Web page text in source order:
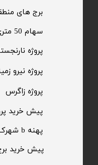
پیش خرید
​سهام 50 متری پهنه e
پهنه b شهرک چیتگر
برج های منطقه
پیش خرید
​پروژه زاگرس
​پروژه نیرو
​پروژه